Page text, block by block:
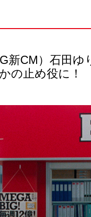
新CM）石田
の止め役に！